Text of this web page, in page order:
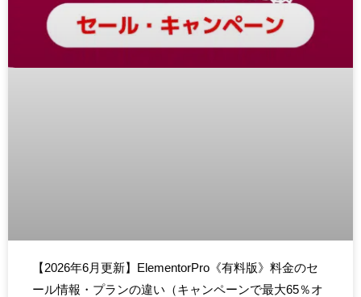
【2026年6月更新】ElementorPro《有料版》料金のセ
ール情報・プランの違い（キャンペーンで最大65％オ